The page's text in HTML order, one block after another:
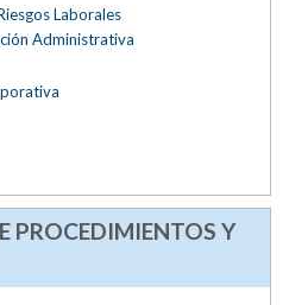
Laborales
Administrativa
PROCEDIMIENTOS Y